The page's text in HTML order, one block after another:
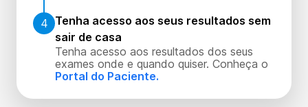
4 Tenha acesso aos seus resultados sem
sair de casa
Tenha acesso aos resultados dos seus
exames onde e quando quiser. Conheça o
Portal do Paciente.